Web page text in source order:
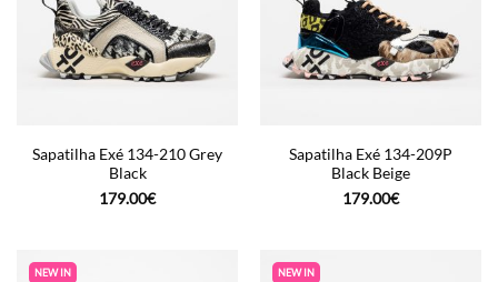
Sapatilha Exé 134-210 Grey
Black
179.00€
Sapatilha Exé 134-209P
Black Beige
179.00€
NEW IN NEW IN